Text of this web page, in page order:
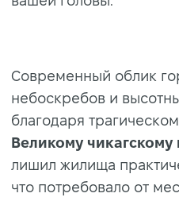
Современный облик
небоскребов и
благодаря
Великому чикагскому
лишил жилища
что потребовало от